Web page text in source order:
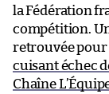
la Fédération
compétition.
retrouvée pour
cuisant échec
Chaîne